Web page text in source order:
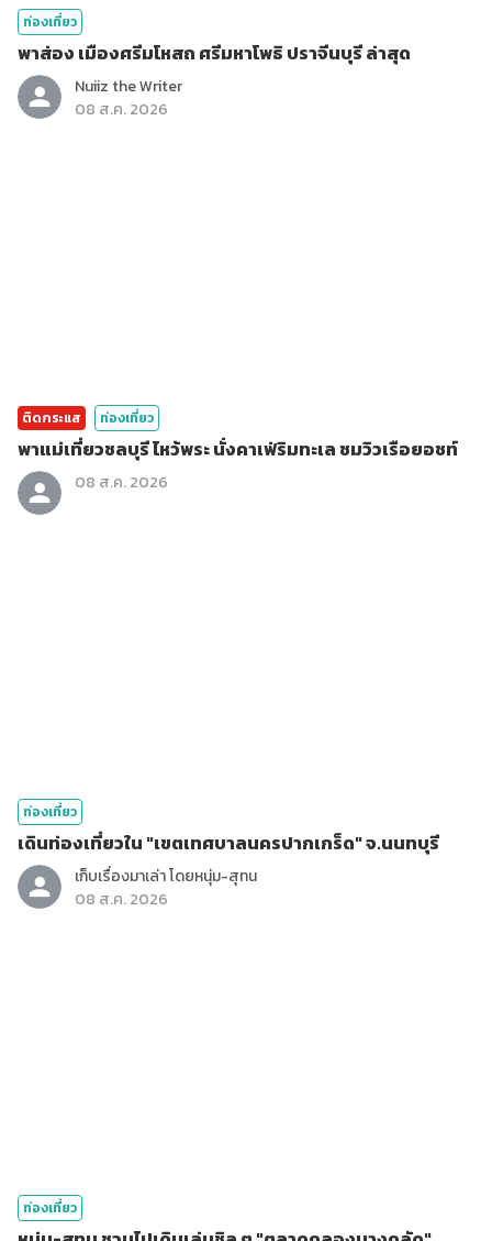
ท่องเที่ยว
พาส่อง เมืองศรีมโหสถ ศรีมหาโพธิ ปราจีนบุรี ล่าสุด
Nuiiz ​the​ Writer​
08 ส.ค. 2026
ติดกระแส ท่องเที่ยว
พาแม่เที่ยวชลบุรี ไหว้พระ นั่งคาเฟ่ริมทะเล ชมวิวเรือยอชท์
08 ส.ค. 2026
ท่องเที่ยว
เดินท่องเที่ยวใน "เขตเทศบาลนครปากเกร็ด" จ.นนทบุรี
เก็บเรื่องมาเล่า โดยหนุ่ม-สุทน
08 ส.ค. 2026
ท่องเที่ยว